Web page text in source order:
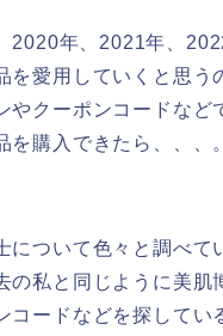
2020年、2021年、
を愛用していくと思う
やクーポンコードなど
を購入できたら、、、
について色々と調べて
の私と同じように美肌
コードなどを探してい